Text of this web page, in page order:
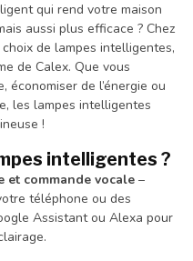
qui rend votre maison
aussi plus efficace ? Chez
de lampes intelligentes,
de Calex. Que vous
économiser de l’énergie ou
les lampes intelligentes
!
intelligentes ?
et commande vocale –
téléphone ou des
Assistant ou Alexa pour